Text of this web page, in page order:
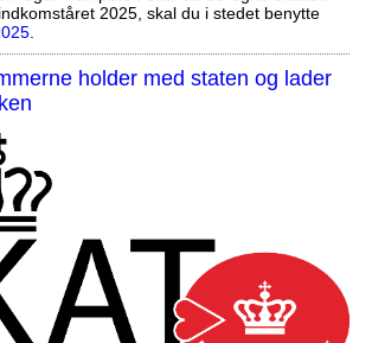
2025, skal du i stedet benytte
.
holder med staten og lader